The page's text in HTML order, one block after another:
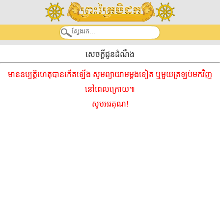
សេចក្តីជូនដំណឹង
មានឧប្បត្តិហេតុបានកើតឡើង សូមព្យាយាមម្ដងទៀត ឬមួយត្រឡប់មកវិញ
នៅពេលក្រោយ៕
សូមអរគុណ!